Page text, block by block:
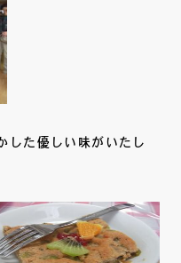
した優しい味がいたし